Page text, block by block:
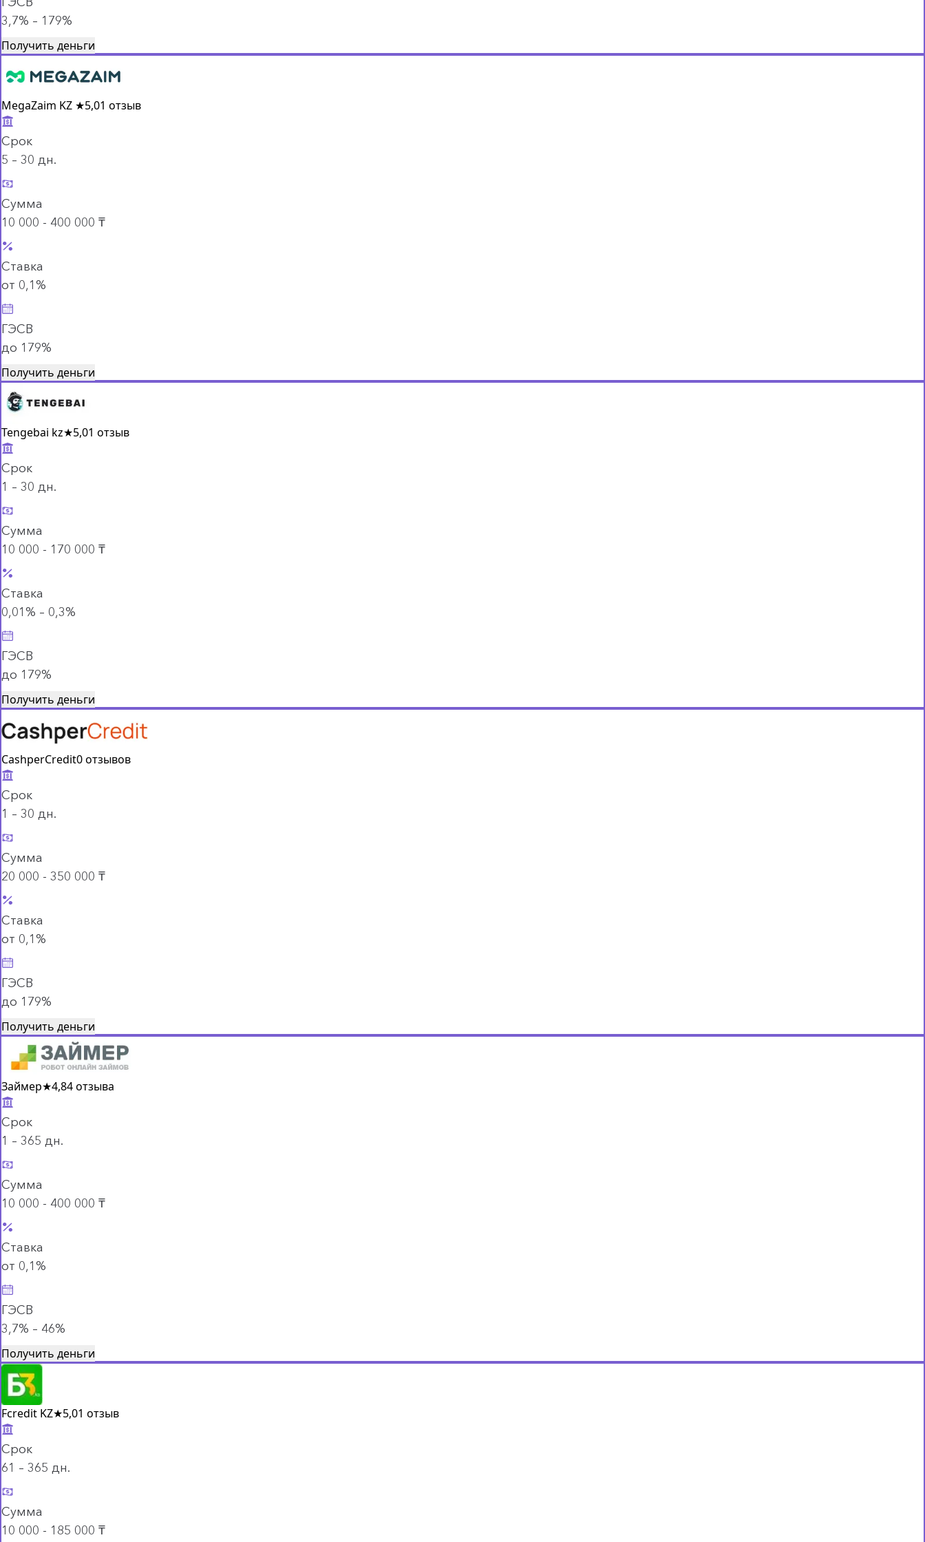
3,7% – 179%
Получить деньги
MegaZaim KZ ★5,01 отзыв
Срок
5 – 30 дн.
Сумма
10 000 - 400 000 ₸
Ставка
от 0,1%
ГЭСВ
до 179%
Получить деньги
Tengebai kz★5,01 отзыв
Срок
1 – 30 дн.
Сумма
10 000 - 170 000 ₸
Ставка
0,01% – 0,3%
ГЭСВ
до 179%
Получить деньги
CashperCredit0 отзывов
Срок
1 – 30 дн.
Сумма
20 000 - 350 000 ₸
Ставка
от 0,1%
ГЭСВ
до 179%
Получить деньги
Займер★4,84 отзыва
Срок
1 – 365 дн.
Сумма
10 000 - 400 000 ₸
Ставка
от 0,1%
ГЭСВ
3,7% – 46%
Получить деньги
Fcredit KZ★5,01 отзыв
Срок
61 – 365 дн.
Сумма
10 000 - 185 000 ₸